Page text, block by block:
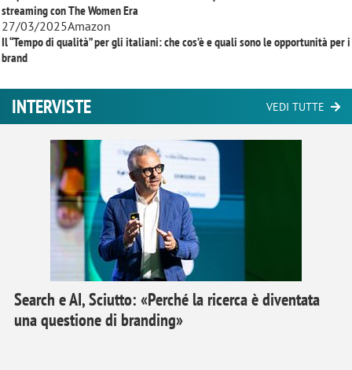
streaming conThe Women Era
27/03/2025Amazon
Il “Tempo di qualità” per gli italiani: che cos’è e quali sono le opportunità per i
brand
INTERVISTE VEDI TUTTE
Search e AI, Sciutto: «Perché la ricerca è diventata
una questione di branding»